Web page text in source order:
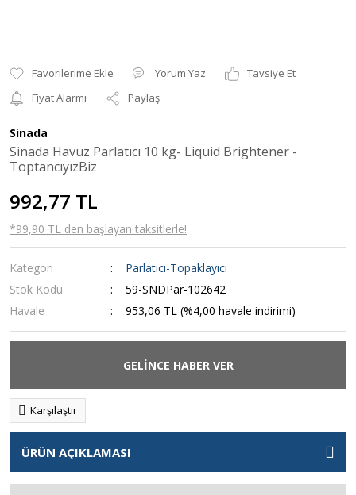
Yorum Yaz
Tavsiye Et
Fiyat Alarmı
Paylaş
Sinada
Sinada Havuz Parlatıcı 10 kg- Liquid Brightener -
ToptancıyızBiz
992,77 TL
*99,90 TL den başlayan taksitlerle!
Kategori
Parlatıcı-Topaklayıcı
Stok Kodu
59-SNDPar-102642
Havale
953,06 TL (%4,00 havale indirimi)
GELİNCE HABER VER
Karşılaştır
ÜRÜN AÇIKLAMASI